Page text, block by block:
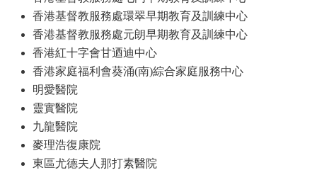
香港基督教服務處環翠早期教育及訓練中心
香港基督教服務處元朗早期教育及訓練中心
香港紅十字會甘迺迪中心
香港家庭福利會葵涌(南)綜合家庭服務中心
明愛醫院
靈實醫院
九龍醫院
麥理浩復康院
東區尤德夫人那打素醫院